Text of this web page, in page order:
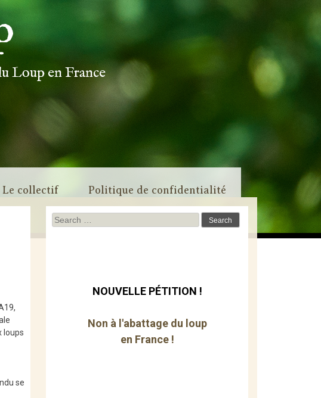
Loup en France
Le collectif Politique de confidentialité
loups
se
Search
for:
NOUVELLE PÉTITION !
Non à l'abattage du loup
en France !